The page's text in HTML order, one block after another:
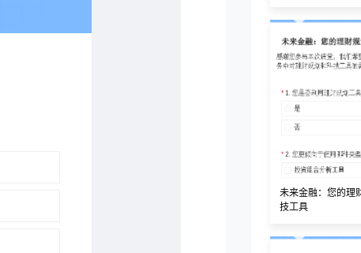
未来金融：您的理
技工具